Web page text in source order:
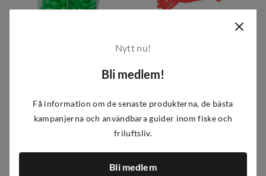
Kinetic Hard Beads Kit Green/glow
Spotty Rig Fins
discounted
39 kr
original
-10%
Nytt nu!
Bli medlem!
Få information om de senaste produkterna, de bästa
kampanjerna och användbara guider inom fiske och
friluftsliv.
Bli medlem